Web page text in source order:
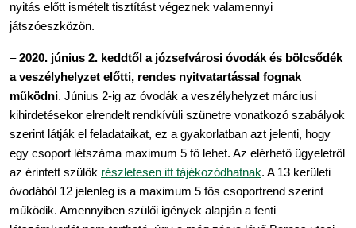
nyitás előtt ismételt tisztítást végeznek valamennyi
játszóeszközön.
– 2020. június 2. keddtől a józsefvárosi óvodák és bölcsődék
a veszélyhelyzet előtti, rendes nyitvatartással fognak
működni. Június 2-ig az óvodák a veszélyhelyzet márciusi
kihirdetésekor elrendelt rendkívüli szünetre vonatkozó szabályok
szerint látják el feladataikat, ez a gyakorlatban azt jelenti, hogy
egy csoport létszáma maximum 5 fő lehet. Az elérhető ügyeletről
az érintett szülők részletesen itt tájékozódhatnak. A 13 kerületi
óvodából 12 jelenleg is a maximum 5 fős csoportrend szerint
működik. Amennyiben szülői igények alapján a fenti